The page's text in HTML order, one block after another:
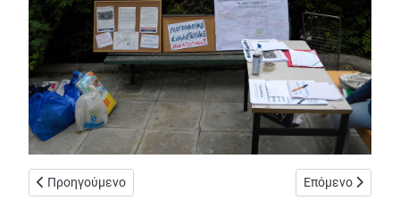
Προηγούμενο άρθρο: Και νύχτα εργάζονται συνεργεία της
Προηγούμενο Επόμενο άρθρο:
Επόμενο